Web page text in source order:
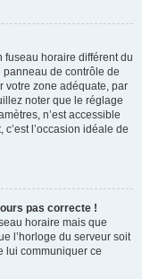
fuseau horaire différent du
de contrôle de
votre zone adéquate, par
noter que le réglage
n’est accessible
l’occasion idéale de
pas correcte !
horaire mais que
l’horloge du serveur soit
lui communiquer ce